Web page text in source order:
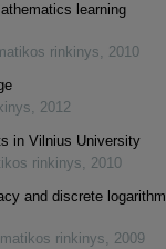
learning
rinkinys, 2010
, 2012
in Vilnius University
rinkinys, 2010
and discrete logarithm
rinkinys, 2009